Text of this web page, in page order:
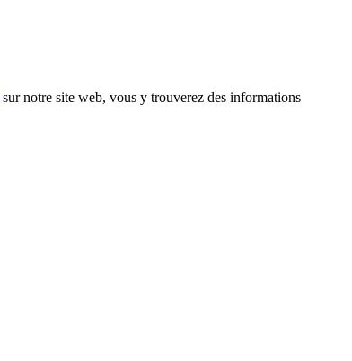
sur notre site web, vous y trouverez des informations